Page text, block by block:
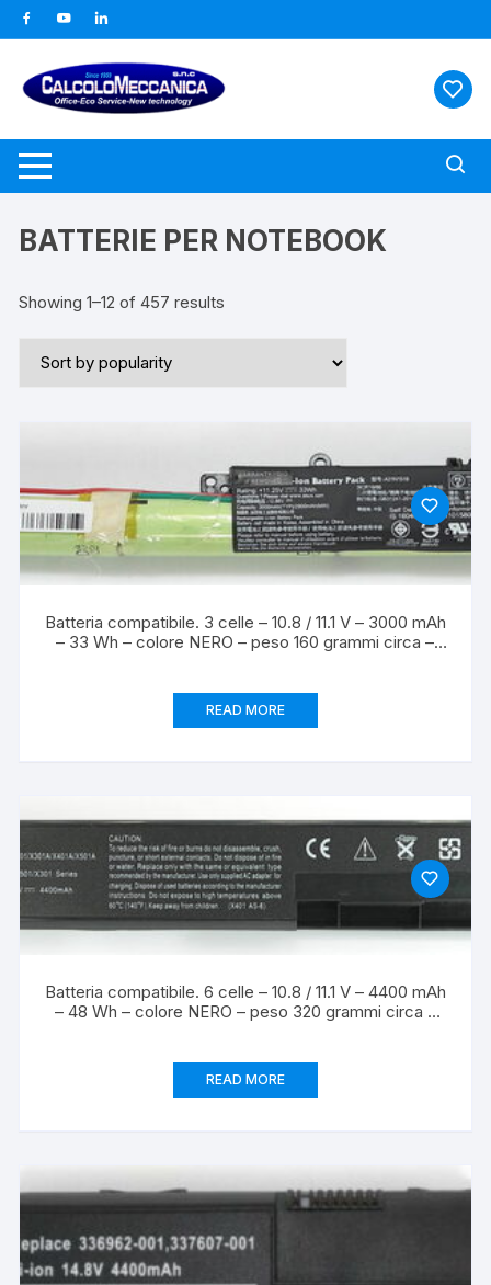
al
contenuto
BATTERIE PER NOTEBOOK
Showing 1–12 of 457 results
Batteria compatibile. 3 celle – 10.8 / 11.1 V – 3000 mAh
– 33 Wh – colore NERO – peso 160 grammi circa –
READ MORE
Batteria compatibile. 6 celle – 10.8 / 11.1 V – 4400 mAh
– 48 Wh – colore NERO – peso 320 grammi circa –
READ MORE